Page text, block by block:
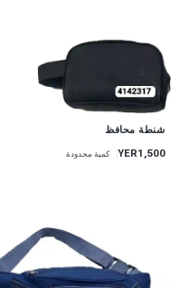
شنطة محافظ
YER1,500 كمية محدودة